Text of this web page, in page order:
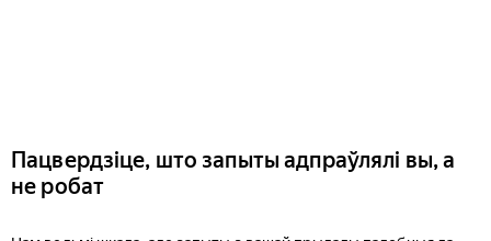
Пацвердзіце, што запыты адпраўлялі вы, а
не робат